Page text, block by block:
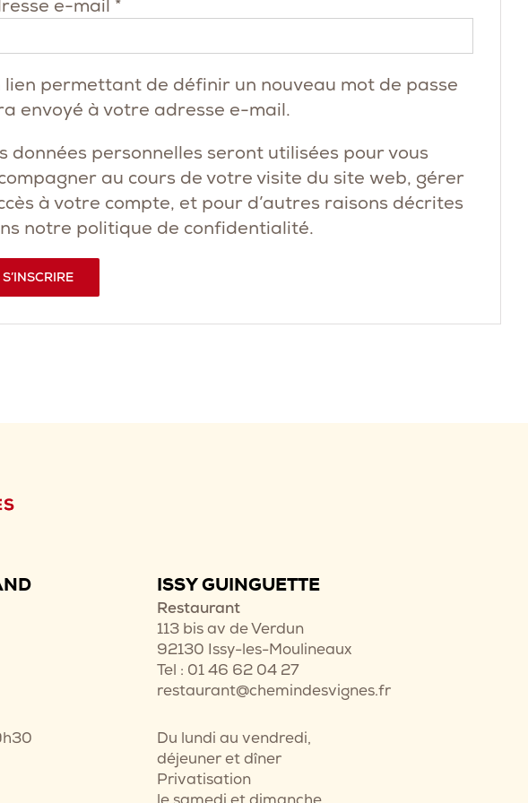
e-mail *
lien permettant de définir un nouveau mot de passe
envoyé à votre adresse e-mail.
données personnelles seront utilisées pour vous
au cours de votre visite du site web, gérer
à votre compte, et pour d’autres raisons décrites
notre politique de confidentialité.
S’INSCRIRE
ISSY GUINGUETTE
Restaurant
113 bis av de Verdun
92130 Issy-les-Moulineaux
Tel : 01 46 62 04 27
restaurant@chemindesvignes.fr
Du lundi au vendredi,
déjeuner et dîner
Privatisation